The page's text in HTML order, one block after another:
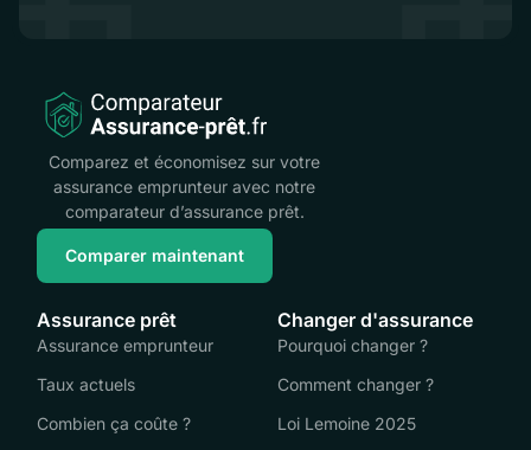
Comparez et économisez sur votre
assurance emprunteur avec notre
comparateur d’assurance prêt.
Comparer maintenant
Assurance prêt
Assurance emprunteur
Taux actuels
Combien ça coûte ?
Changer d'assurance
Pourquoi changer ?
Comment changer ?
Loi Lemoine 2025